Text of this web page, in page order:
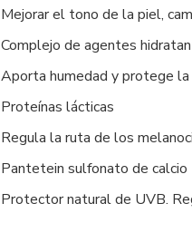
Mejorar el tono de la piel,
Complejo de agentes
Aporta humedad y protege la
Proteínas lácticas
Regula la ruta de los
Pantetein sulfonato de calcio
Protector natural de UVB.